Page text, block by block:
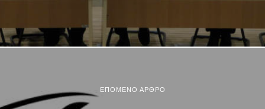
ΕΠΌΜΕΝΟ ΆΡΘΡΟ